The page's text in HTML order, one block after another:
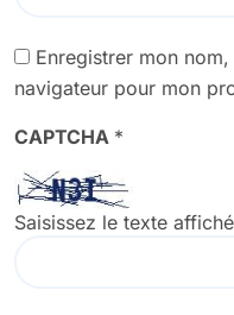
Enregistrer mon
navigateur pour mon
CAPTCHA *
Saisissez le texte